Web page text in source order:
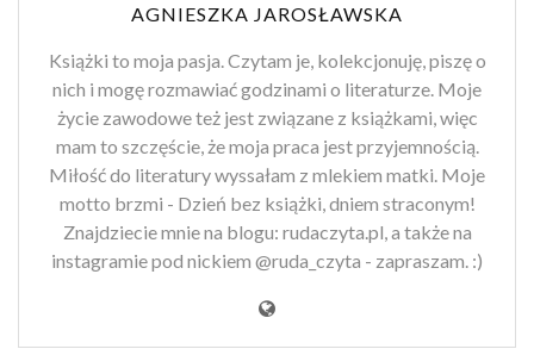
AGNIESZKA JAROSŁAWSKA
Książki to moja pasja. Czytam je, kolekcjonuję, piszę o
nich i mogę rozmawiać godzinami o literaturze. Moje
życie zawodowe też jest związane z książkami, więc
mam to szczęście, że moja praca jest przyjemnością.
Miłość do literatury wyssałam z mlekiem matki. Moje
motto brzmi - Dzień bez książki, dniem straconym!
Znajdziecie mnie na blogu: rudaczyta.pl, a także na
instagramie pod nickiem @ruda_czyta - zapraszam. :)